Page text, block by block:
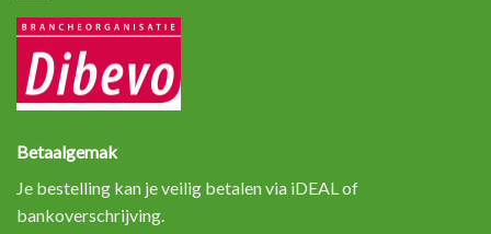
Betaalgemak
Je bestelling kan je veilig betalen via iDEAL of
bankoverschrijving.